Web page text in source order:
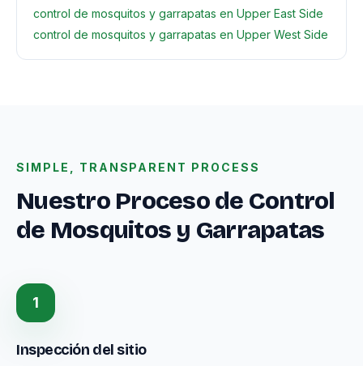
control de mosquitos y garrapatas en Upper East Side
control de mosquitos y garrapatas en Upper West Side
SIMPLE, TRANSPARENT PROCESS
Nuestro Proceso de Control
de Mosquitos y Garrapatas
1
Inspección del sitio